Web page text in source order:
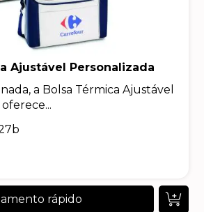
Ajustável Personalizada
a Bolsa Térmica Ajustável
rápido